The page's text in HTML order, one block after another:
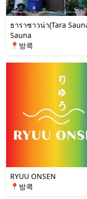
ธาราซาวน่า(Tara
Sauna
📍방콕
RYUU ONSEN
📍방콕